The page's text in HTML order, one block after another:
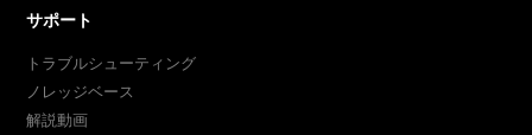
サポート
トラブルシューティング
ノレッジベース
解説動画